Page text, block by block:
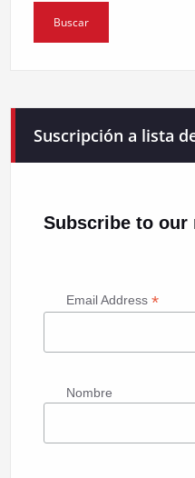
Suscripción a lista
Subscribe to
Email Address *
Nombre